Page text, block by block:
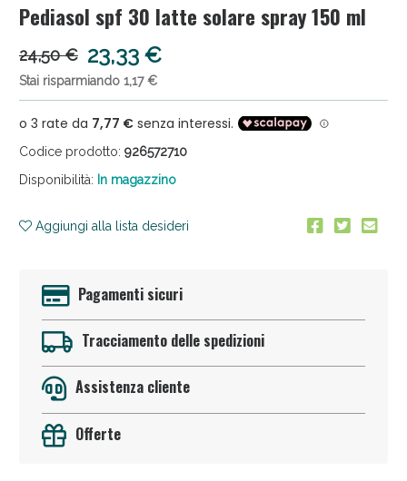
Pediasol spf 30 latte solare spray 150 ml
24,50 € 23,33 €
Stai risparmiando 1,17 €
Codice prodotto: 926572710
Disponibilità: In magazzino
Aggiungi alla lista desideri
Pagamenti sicuri
Tracciamento delle spedizioni
Assistenza cliente
Offerte